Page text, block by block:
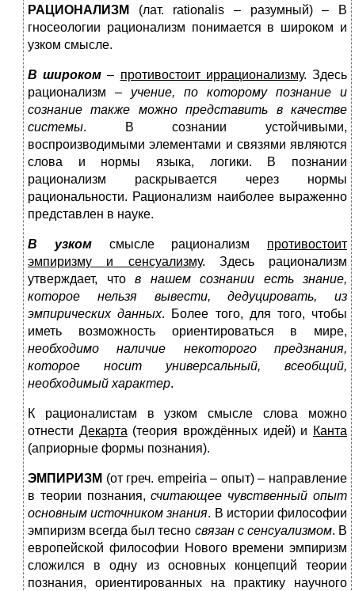
РАЦИОНАЛИЗМ
(лат. rationalis – разумный) – В
гносеологии рационализм понимается в широком и
узком смысле.
В широком – противостоит иррационализму. Здесь
рационализм – учение, по которому познание и
сознание также можно представить в качестве
системы. В сознании устойчивыми,
воспроизводимыми элементами и связями являются
слова и нормы языка, логики. В познании
рационализм раскрывается через нормы
рациональности. Рационализм наиболее выраженно
представлен в науке.
В узкомсмысле рационализм противостоит
эмпиризму и сенсуализму. Здесь рационализм
утверждает, что в нашем сознании есть знание,
которое нельзя вывести, дедуцировать, из
эмпирических данных. Более того, для того, чтобы
иметь возможность ориентироваться в мире,
необходимо наличие некоторого предзнания,
которое носит универсальный, всеобщий,
необходимый характер.
К рационалистам в узком смысле слова можно
отнести Декарта (теория врождённых идей) и Канта
(априорные формы познания).
ЭМПИРИЗМ (от греч. empeiria – опыт) – направление
в теории познания,считающее чувственный опыт
основным источником знания. В истории философии
эмпиризм всегда был тесно связан с сенсуализмом. В
европейской философии Нового времени эмпиризм
сложился в одну из основных концепций теории
познания, ориентированных на практику научного